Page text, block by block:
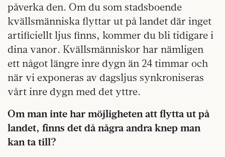
påverka den. Om du som stadsboende
kvällsmänniska flyttar ut på landet där inget
artificiellt ljus finns, kommer du bli tidigare i
dina vanor. Kvällsmänniskor har nämligen
ett något längre inre dygn än 24 timmar och
när vi exponeras av dagsljus synkroniseras
vårt inre dygn med det yttre.
Om man inte har möjligheten att flytta ut på
landet, finns det då några andra knep man
kan ta till?